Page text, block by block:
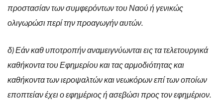
προστασίαν των συμφερόντων του Ναού ή γενικώς
ολιγωρώσι περί την προαγωγήν αυτών.
δ) Εάν καθ υποτροπήν αναμειγνύωνται εις τα τελετουργικά
καθήκοντα του Εφημερίου και τας αρμοδιότητας και
καθήκοντα των ιεροψαλτών και νεωκόρων επί των οποίων
εποπτείαν έχει ο εφημέριος ή ασεβώσι προς τον εφημέριον.